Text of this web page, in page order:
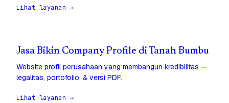
Lihat layanan →
Jasa Bikin Company Profile di Tanah Bumbu
Website profil perusahaan yang membangun kredibilitas —
legalitas, portofolio, & versi PDF.
Lihat layanan →